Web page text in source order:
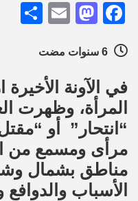
Facebook
Email
في الآونة
المرأة، وظهرت
“انتحار” أو
مرأى ومسمع من
مناطق بشمال
الأسباب والدوافع